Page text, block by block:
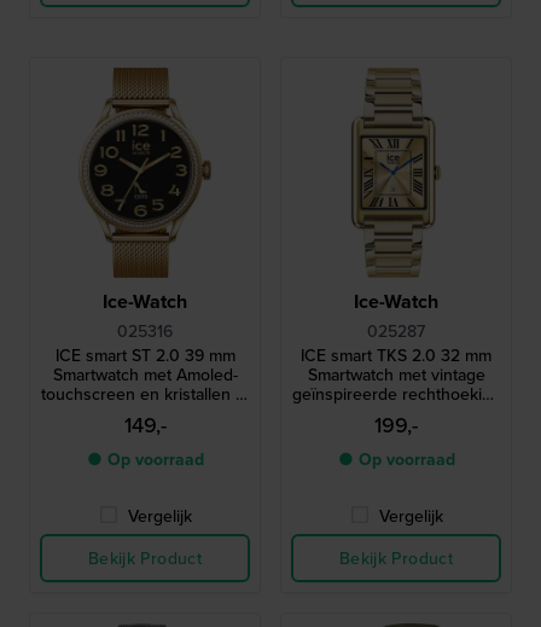
Ice-Watch
025316
ICE smart ST 2.0 39 mm
Smartwatch met Amoled-
touchscreen en kristallen in
lunette
149,-
● Op voorraad
Vergelijk
Bekijk Product
Ice-Watch
025287
ICE smart TKS 2.0 32 mm
Smartwatch met vintage
geïnspireerde rechthoekige
kast en 1,41" Amoled
touchscreen
199,-
● Op voorraad
Vergelijk
Bekijk Product